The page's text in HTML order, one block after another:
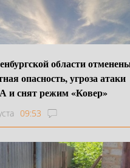
области
опасность, угроза атаки
и снят режим «Ковер»
09:53